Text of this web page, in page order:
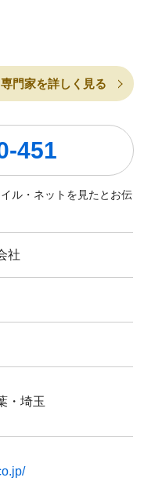
門家を詳しく見る
451
ル・ネットを見たとお伝
社
・埼玉